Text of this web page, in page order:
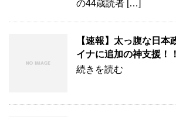
の44歳読者 […]
【速報】太っ腹な日本
イナに追加の神支援！
続きを読む